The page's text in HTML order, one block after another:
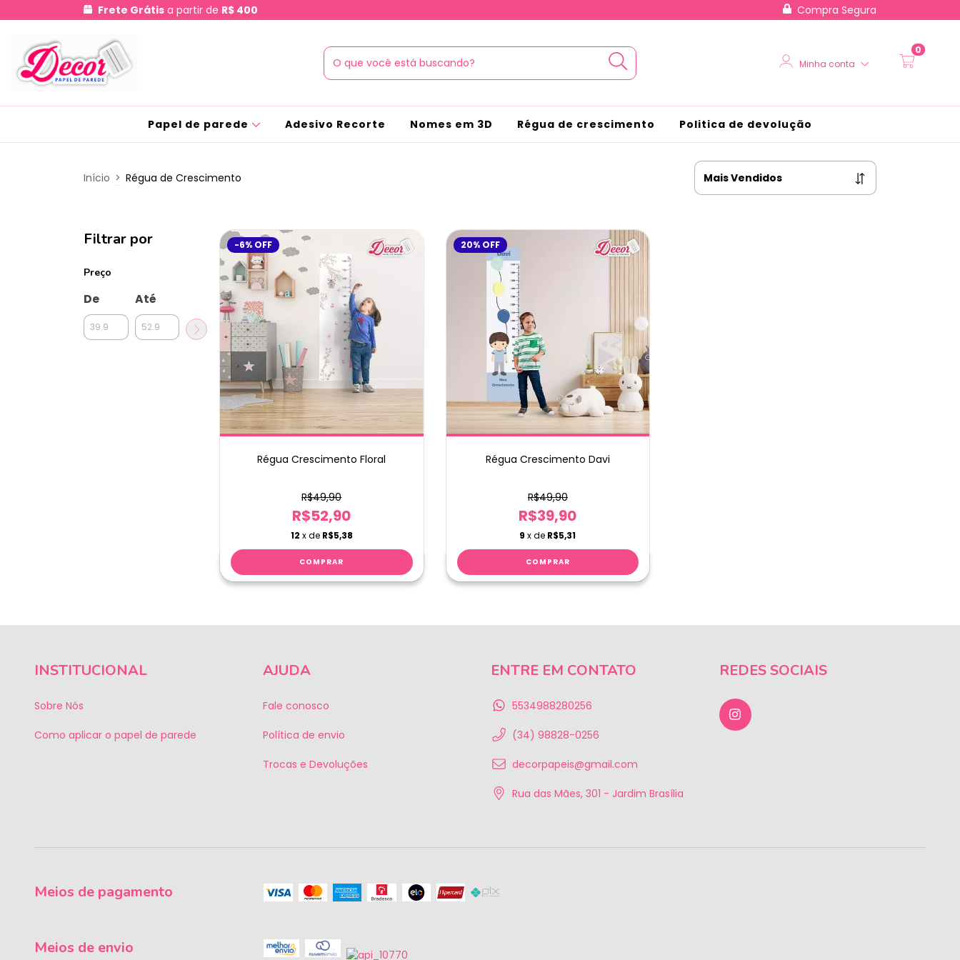
Frete Grátis a partir de R$ 400 Compra Segura
Minha conta
0
Papel de parede Adesivo Recorte Nomes em 3D Régua de crescimento Politica de devolução
Início > Régua de Crescimento
Filtrar por
Preço
De Até
-6% OFF
Régua Crescimento Floral
R$49,90
R$52,90
12 x de R$5,38
20% OFF
Régua Crescimento Davi
R$49,90
R$39,90
9 x de R$5,31
INSTITUCIONAL
Sobre Nós
Como aplicar o papel de parede
AJUDA
Fale conosco
Política de envio
Trocas e Devoluções
ENTRE EM CONTATO
5534988280256
(34) 98828-0256
decorpapeis@gmail.com
Rua das Mães, 301 - Jardim Brasília
REDES SOCIAIS
Meios de pagamento
Meios de envio